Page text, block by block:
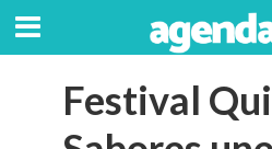
Festival